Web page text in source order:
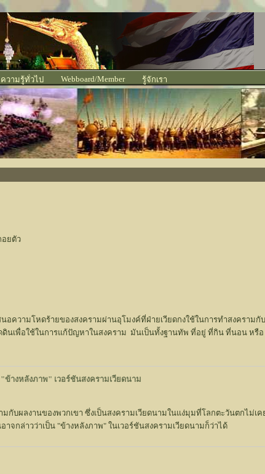
วามรู้ทั่วไป Webboard/Member รู้จักเรา
อยตัว
อความโหดร้ายของสงครามผ่านอุโมงค์ที่ฝ่ายเวียดกงใช้ในการทำสงคราม
นเพื่อใช้ในการแก้ปัญหาในสงคราม มันเป็นทั้งฐานทัพ ที่อยู่ ที่กิน ที่นอน หรือ
"ข้างหลังภาพ" เวอร์ชันสงครามเวียดนาม
บผลงานของพวกเขา ซึ่งเป็นสงครามเวียดนามในแง่มุมที่โลกตะวันตกไม่เ
กล่าวว่าเป็น "ข้างหลังภาพ" ในเวอร์ชันสงครามเวียดนามก็ว่าได้